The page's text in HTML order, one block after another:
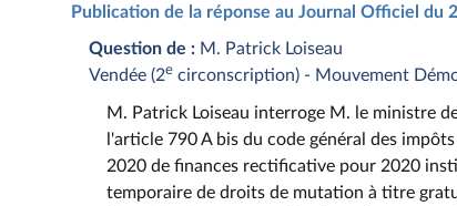
Publication de la réponse au Journal Officiel du
Question de : M. Patrick Loiseau
Vendée (2e circonscription) - Mouvement
M. Patrick Loiseau interroge M. le ministre
l'article 790 A bis du code général des
2020 de finances rectificative pour 2020
temporaire de droits de mutation à titre